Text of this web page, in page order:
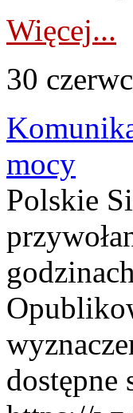
Więcej...
30
mocy
Polskie
dostępne